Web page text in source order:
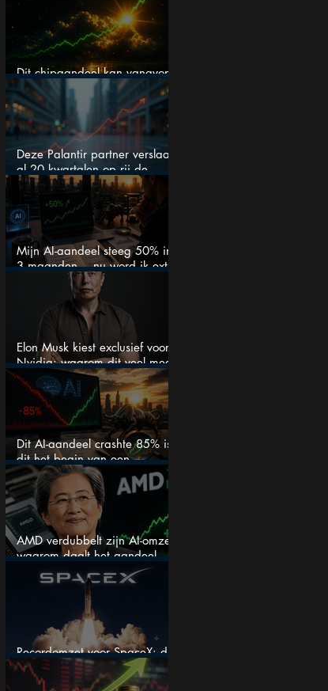
Dit chipaandeel kan vanavond
flink bewegen
Deze Palantir partner verslaat
al 20 kwartalen op rij de
verwachtingen
Mijn AI-aandeel steeg 50% in
3 maanden… nu word ik extra
Elon Musk kiest exclusief voor
Nvidia: waarom dit veel meer
is dan één grote GPU-order
Dit AI-aandeel crashte 85% is
dit het begin van een
explosieve comeback?
AMD verdubbelt zijn AI-omzet:
waarom daalt het aandeel
toch hard?
Recordomzet voor SpaceX: dit
moet je weten